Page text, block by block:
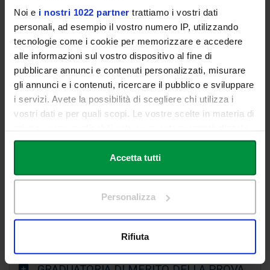
Noi e i nostri 1022 partner trattiamo i vostri dati
personali, ad esempio il vostro numero IP, utilizzando
tecnologie come i cookie per memorizzare e accedere
alle informazioni sul vostro dispositivo al fine di
pubblicare annunci e contenuti personalizzati, misurare
gli annunci e i contenuti, ricercare il pubblico e sviluppare
i servizi. Avete la possibilità di scegliere chi utilizza i
vostri dati e per quali scopi. Le vostre scelte in materia di
in cui avete effettuato le vostre scelte. È possibile
modificare o revocare il proprio consenso in qualsiasi
momento dalla Dichiarazione sui cookie o facendo clic
Con il tuo consenso, vorremmo anche:
raccogliere informazioni sulla tua posizione
Accetta tutti
Personalizza
Rifiuta
LM07-OD
Odontoiatria e protesi
dentaria
Roma 12
SCARICA IL BANDO
GUIDA PER L'ACCESSO ALLA PROCEDURA
AVVISO SVOLGIMENTO DELLA PROVA DI